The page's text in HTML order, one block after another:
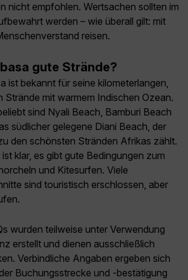
nicht empfohlen. Wertsachen sollten im
werden – wie überall gilt: mit
reisen.
gute Strände?
ist bekannt für seine kilometerlangen,
Strände mit warmem Indischen Ozean.
sind Nyali Beach, Bamburi Beach
südlicher gelegene Diani Beach, der
den schönsten Stränden Afrikas zählt.
klar, es gibt gute Bedingungen zum
und Kitesurfen. Viele
sind touristisch erschlossen, aber
wurden teilweise unter Verwendung
erstellt und dienen ausschließlich
Verbindliche Angaben ergeben sich
Buchungsstrecke und -bestätigung